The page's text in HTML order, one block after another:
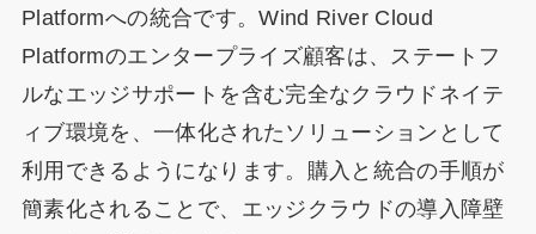
Platformへの統合です。Wind River Cloud
Platformのエンタープライズ顧客は、ステートフ
ルなエッジサポートを含む完全なクラウドネイテ
ィブ環境を、一体化されたソリューションとして
利用できるようになります。購入と統合の手順が
簡素化されることで、エッジクラウドの導入障壁